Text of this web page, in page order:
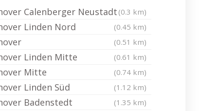
Calenberger Neustadt (0.3 km)
Linden Nord (0.45 km)
(0.51 km)
Linden Mitte (0.61 km)
Mitte (0.74 km)
Linden Süd (1.12 km)
Badenstedt (1.35 km)